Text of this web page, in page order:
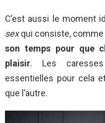
C’est aussi le moment
sexqui consiste, comme
son temps pour que
plaisir. Les
essentielles pour cela
que l’autre.